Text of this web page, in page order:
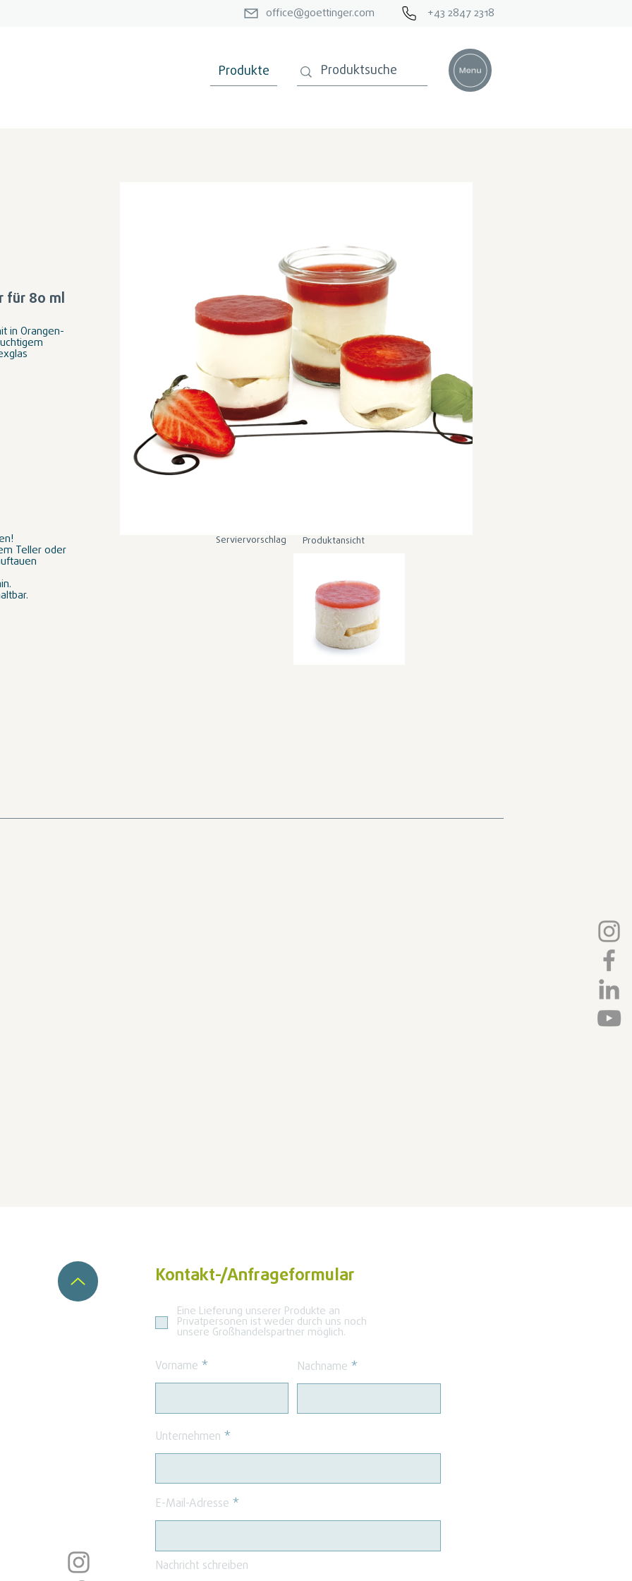
office@goettinger.com +43 2847 2318
Produkte
für 80 ml
in Orangen-
Teller oder
Serviervorschlag Produktansicht
Kontakt-/Anfrageformular
Eine Lieferung unserer Produkte an
Privatpersonen ist weder durch uns noch
unsere Großhandelspartner möglich.
Vorname Nachname
Unternehmen
E-Mail-Adresse
Nachricht schreiben